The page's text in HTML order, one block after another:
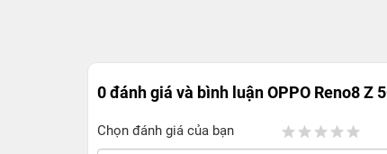
0 đánh giá và bình luậnOPPO Reno8 Z
Chọn đánh giá của bạn